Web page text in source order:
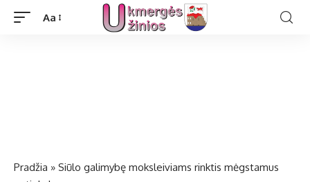
Aa
Pradžia » Siūlo galimybę moksleiviams rinktis mėgstamus